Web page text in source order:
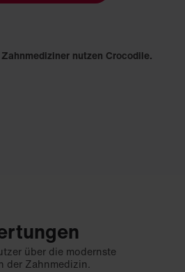
nutzen Crocodile.
über die modernste
der Zahnmedizin.